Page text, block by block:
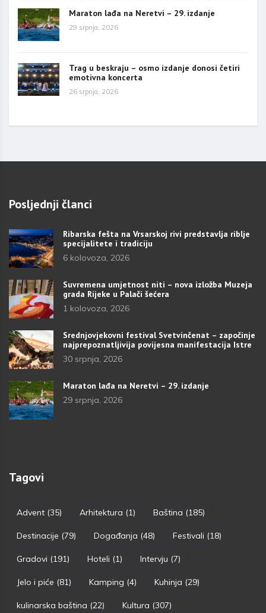
Maraton lađa na Neretvi – 29. izdanje
29 srpnja, 2026
Trag u beskraju – osmo izdanje donosi četiri
emotivna koncerta
26 srpnja, 2026
Posljednji članci
Ribarska fešta na Vrsarskoj rivi predstavlja riblje
specijalitete i tradiciju
6 kolovoza, 2026
Suvremena umjetnost niti – nova izložba Muzeja
grada Rijeke u Palači šećera
1 kolovoza, 2026
Srednjovjekovni festival Svetvinčenat – započinje
najprepoznatljivija povijesna manifestacija Istre
30 srpnja, 2026
Maraton lađa na Neretvi – 29. izdanje
29 srpnja, 2026
Tagovi
Advent (35) Arhitektura (1) Baština (185)
Destinacije (79) Događanja (48) Festivali (18)
Gradovi (191) Hoteli (1) Intervju (7)
Jelo i piće (81) Kamping (4) Kuhinja (29)
kulinarska baština (22) Kultura (307)